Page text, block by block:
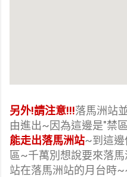
另外!請注意!!!落馬洲站
由進出~因為這邊是"禁
能走出落馬洲站~到這邊
區~千萬別想說要來落
站在落馬洲站的月台時